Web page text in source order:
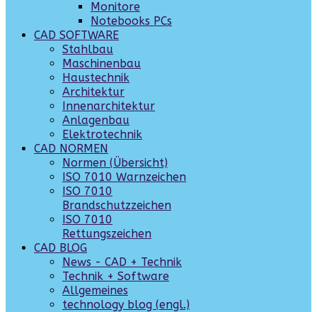
Monitore
Notebooks PCs
CAD SOFTWARE
Stahlbau
Maschinenbau
Haustechnik
Architektur
Innenarchitektur
Anlagenbau
Elektrotechnik
CAD NORMEN
Normen (Übersicht)
ISO 7010 Warnzeichen
ISO 7010
Brandschutzzeichen
ISO 7010
Rettungszeichen
CAD BLOG
News - CAD + Technik
Technik + Software
Allgemeines
technology blog (engl.)